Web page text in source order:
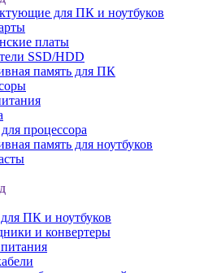
для ПК и ноутбуков
платы
SSD/HDD
память для ПК
процессора
память для ноутбуков
ПК и ноутбуков
и конвертеры